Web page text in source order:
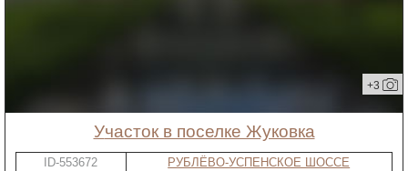
+3
участок в поселке Жуковка
ID-553672
РУБЛЁВО-УСПЕНСКОЕ ШОССЕ